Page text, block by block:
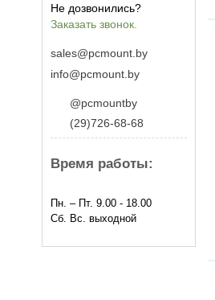
Не дозвонились?
Заказать звонок.
sales@pcmount.by
info@pcmount.by
@pcmountby
(29)726-68-68
Время работы:
Пн. – Пт. 9.00 - 18.00
Сб. Вс. выходной